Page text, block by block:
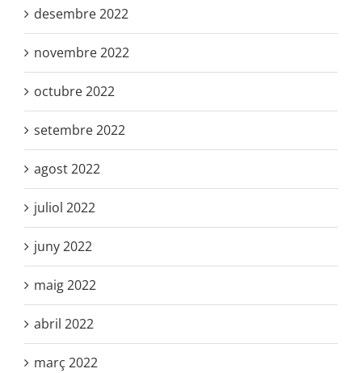
desembre 2022
novembre 2022
octubre 2022
setembre 2022
agost 2022
juliol 2022
juny 2022
maig 2022
abril 2022
març 2022